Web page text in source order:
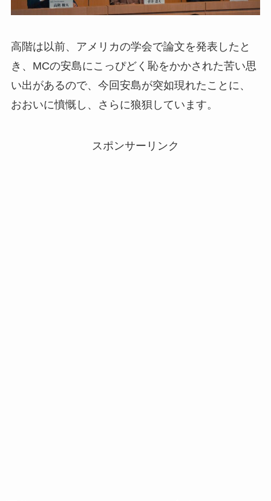
高階は以前、アメリカの学会で論文を発表したと
き、MCの安島にこっぴどく恥をかかされた苦い思
い出があるので、今回安島が突如現れたことに、
おおいに憤慨し、さらに狼狽しています。
スポンサーリンク